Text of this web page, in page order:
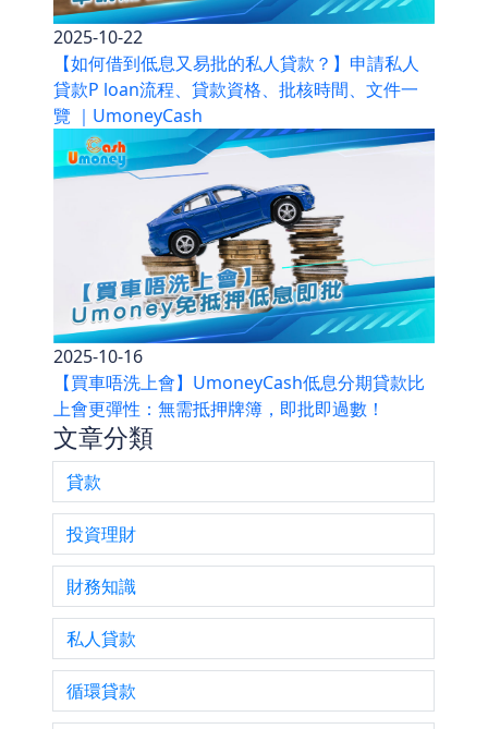
2025-10-22
【如何借到低息又易批的私人貸款？】申請私人
貸款P loan流程、貸款資格、批核時間、文件一
覽 ｜UmoneyCash
2025-10-16
⁠【買車唔洗上會】UmoneyCash低息分期貸款比
上會更彈性：無需抵押牌簿，即批即過數！
文章分類
貸款
投資理財
財務知識
私人貸款
循環貸款